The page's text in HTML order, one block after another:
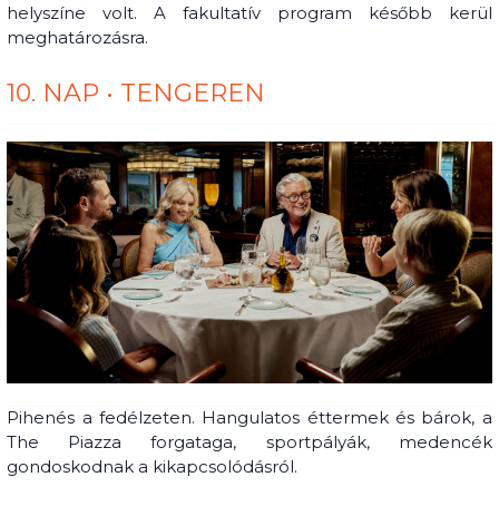
helyszíne volt. A fakultatív program később kerül
meghatározásra.
10. NAP • TENGEREN
Pihenés a fedélzeten. Hangulatos éttermek és bárok, a
The Piazza forgataga, sportpályák, medencék
gondoskodnak a kikapcsolódásról.